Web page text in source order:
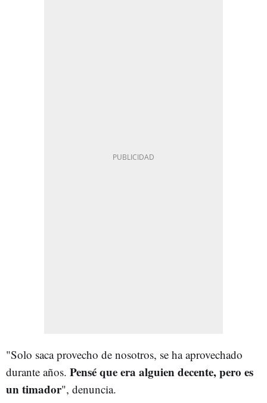
"Solo saca provecho de nosotros, se ha aprovechado
durante años. Pensé que era alguien decente, pero es
un timador", denuncia.